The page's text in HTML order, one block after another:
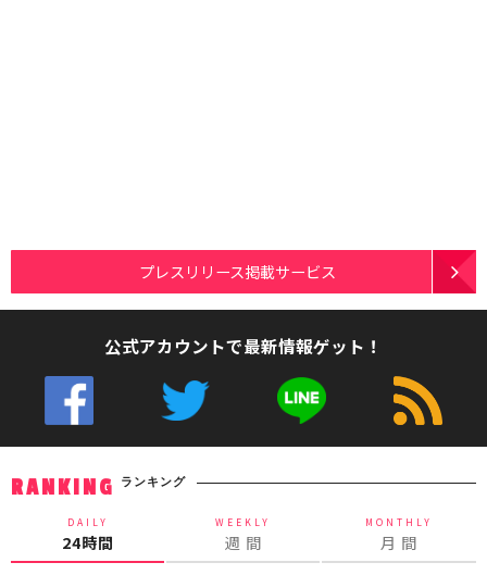
プレスリリース掲載サービス
公式アカウントで最新情報ゲット！
RANKING ランキング
DAILY
24時間
WEEKLY
週 間
MONTHLY
月 間